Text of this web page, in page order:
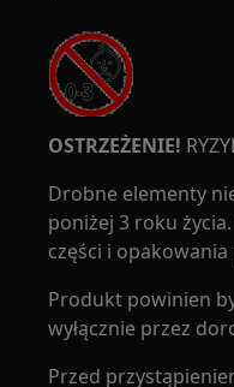
OSTRZEŻENIE!
Drobne elementy
poniżej 3 roku
części i
Produkt powinien
wyłącznie przez
Przed